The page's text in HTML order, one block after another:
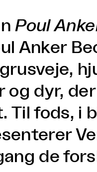
Poul
Anker
og dyr,
Til fods, i
de